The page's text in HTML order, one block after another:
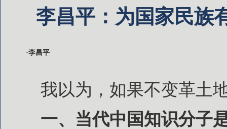
李昌平：为国家民族
·李昌平
我以为，如果不变革土
一、当代中国知识分子